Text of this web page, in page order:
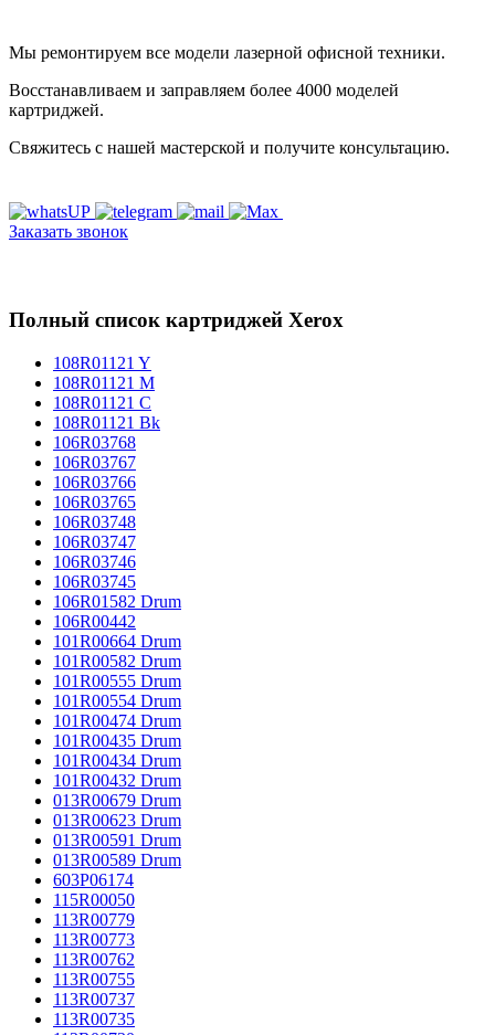
Мы ремонтируем все модели лазерной офисной техники.
Восстанавливаем и заправляем более 4000 моделей
картриджей.
Свяжитесь с нашей мастерской и получите консультацию.
Заказать звонок
Полный список картриджей Xerox
108R01121 Y
108R01121 M
108R01121 C
108R01121 Bk
106R03768
106R03767
106R03766
106R03765
106R03748
106R03747
106R03746
106R03745
106R01582 Drum
106R00442
101R00664 Drum
101R00582 Drum
101R00555 Drum
101R00554 Drum
101R00474 Drum
101R00435 Drum
101R00434 Drum
101R00432 Drum
013R00679 Drum
013R00623 Drum
013R00591 Drum
013R00589 Drum
603P06174
115R00050
113R00779
113R00773
113R00762
113R00755
113R00737
113R00735